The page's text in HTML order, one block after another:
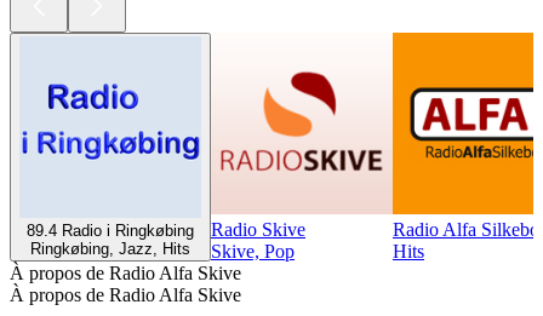
89.4 Radio i Ringkøbing
Ringkøbing, Jazz, Hits
Radio Skive
Skive, Pop
Radio Alfa
Hits
À propos de Radio Alfa Skive
À propos de Radio Alfa Skive